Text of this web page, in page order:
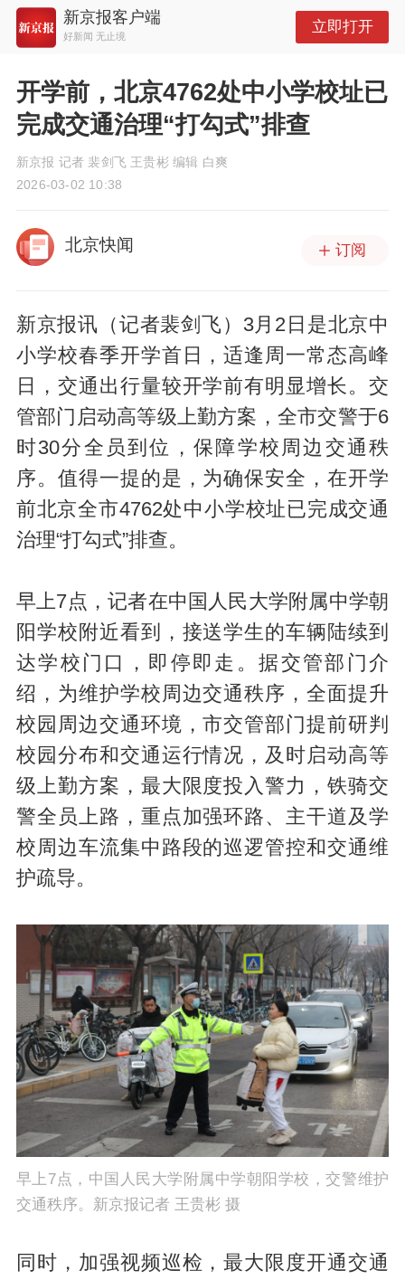
新京报客户端
好新闻 无止境
立即打开
开学前，北京4762处中小学校址已
完成交通治理“打勾式”排查
新京报 记者 裴剑飞 王贵彬 编辑 白爽
2026-03-02 10:38
北京快闻 订阅
新京报讯（记者裴剑飞）3月2日是北京中
小学校春季开学首日，适逢周一常态高峰
日，交通出行量较开学前有明显增长。交
管部门启动高等级上勤方案，全市交警于6
时30分全员到位，保障学校周边交通秩
序。值得一提的是，为确保安全，在开学
前北京全市4762处中小学校址已完成交通
治理“打勾式”排查。
早上7点，记者在中国人民大学附属中学朝
阳学校附近看到，接送学生的车辆陆续到
达学校门口，即停即走。据交管部门介
绍，为维护学校周边交通秩序，全面提升
校园周边交通环境，市交管部门提前研判
校园分布和交通运行情况，及时启动高等
级上勤方案，最大限度投入警力，铁骑交
警全员上路，重点加强环路、主干道及学
校周边车流集中路段的巡逻管控和交通维
护疏导。
早上7点，中国人民大学附属中学朝阳学校，交警维护
交通秩序。新京报记者 王贵彬 摄
同时，加强视频巡检，最大限度开通交通